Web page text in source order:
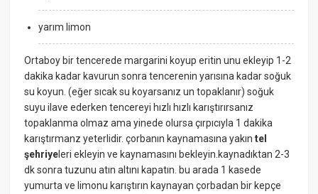
yarım limon
Ortaboy bir tencerede margarini koyup eritin unu ekleyip 1-2
dakika kadar kavurun sonra tencerenin yarısına kadar soğuk
su koyun. (eğer sıcak su koyarsanız un topaklanır) soğuk
suyu ilave ederken tencereyi hızlı hızlı karıştırırsanız
topaklanma olmaz ama yinede olursa çırpıcıyla 1 dakika
karıştırmanz yeterlidir. çorbanın kaynamasına yakıntel
şehriyeleri ekleyin ve kaynamasını bekleyin.kaynadıktan 2-3
dk sonra tuzunu atın altını kapatın. bu arada 1 kasede
yumurta ve limonu karıştırın kaynayan çorbadan bir kepçe